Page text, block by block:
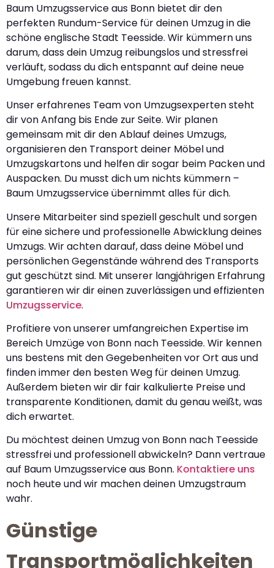
Baum Umzugsservice aus Bonn bietet dir den
perfekten Rundum-Service für deinen Umzug in die
schöne englische Stadt Teesside. Wir kümmern uns
darum, dass dein Umzug reibungslos und stressfrei
verläuft, sodass du dich entspannt auf deine neue
Umgebung freuen kannst.
Unser erfahrenes Team von Umzugsexperten steht
dir von Anfang bis Ende zur Seite. Wir planen
gemeinsam mit dir den Ablauf deines Umzugs,
organisieren den Transport deiner Möbel und
Umzugskartons und helfen dir sogar beim Packen und
Auspacken. Du musst dich um nichts kümmern –
Baum Umzugsservice übernimmt alles für dich.
Unsere Mitarbeiter sind speziell geschult und sorgen
für eine sichere und professionelle Abwicklung deines
Umzugs. Wir achten darauf, dass deine Möbel und
persönlichen Gegenstände während des Transports
gut geschützt sind. Mit unserer langjährigen Erfahrung
garantieren wir dir einen zuverlässigen und effizienten
Umzugsservice.
Profitiere von unserer umfangreichen Expertise im
Bereich Umzüge von Bonn nach Teesside. Wir kennen
uns bestens mit den Gegebenheiten vor Ort aus und
finden immer den besten Weg für deinen Umzug.
Außerdem bieten wir dir fair kalkulierte Preise und
transparente Konditionen, damit du genau weißt, was
dich erwartet.
Du möchtest deinen Umzug von Bonn nach Teesside
stressfrei und professionell abwickeln? Dann vertraue
auf Baum Umzugsservice aus Bonn. Kontaktiere uns
noch heute und wir machen deinen Umzugstraum
wahr.
Günstige
Transportmöglichkeiten